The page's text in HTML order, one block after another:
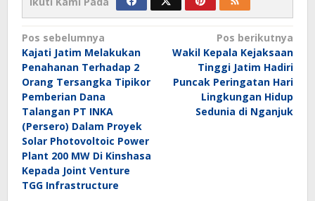
Navigasi
pos
Pos sebelumnya
Kajati Jatim Melakukan
Penahanan Terhadap 2
Orang Tersangka Tipikor
Pemberian Dana
Talangan PT INKA
(Persero) Dalam Proyek
Solar Photovoltoic Power
Plant 200 MW Di Kinshasa
Kepada Joint Venture
TGG Infrastructure
Pos berikutnya
Wakil Kepala Kejaksaan
Tinggi Jatim Hadiri
Puncak Peringatan Hari
Lingkungan Hidup
Sedunia di Nganjuk